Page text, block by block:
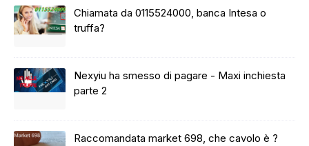
Chiamata da 0115524000, banca Intesa o
truffa?
Nexyiu ha smesso di pagare - Maxi inchiesta
parte 2
Raccomandata market 698, che cavolo è ?